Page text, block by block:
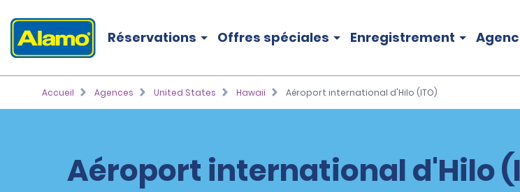
Réservations Offres spéciales Enregistrement
Accueil Agences United States Hawaii Aéroport international d'Hilo (ITO)
Aéroport international d'Hilo